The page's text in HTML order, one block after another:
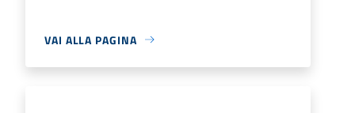
VAI ALLA PAGINA